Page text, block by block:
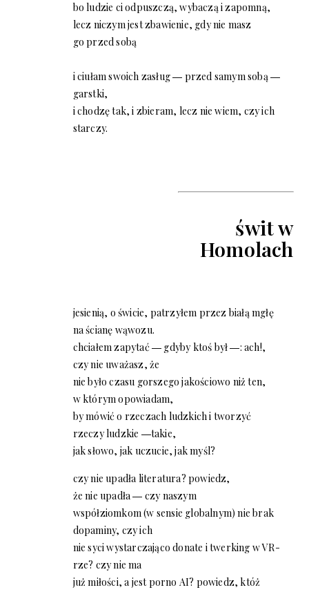
bo ludzie ci odpuszczą, wybaczą i zapomną,
lecz niczym jest zbawienie, gdy nie masz
go przed sobą
i ciułam swoich zasług ― przed samym sobą ―
garstki,
i chodzę tak, i zbieram, lecz nie wiem, czy ich
starczy.
świt w
Homolach
jesienią, o świcie, patrzyłem przez białą mgłę
na ścianę wąwozu.
chciałem zapytać ― gdyby ktoś był ―: ach!,
czy nie uważasz, że
nie było czasu gorszego jakościowo niż ten,
w którym opowiadam,
by mówić o rzeczach ludzkich i tworzyć
rzeczy ludzkie ―takie,
jak słowo, jak uczucie, jak myśl?
czy nie upadła literatura? powiedz,
że nie upadła ― czy naszym
współziomkom (w sensie globalnym) nie brak
dopaminy, czy ich
nie syci wystarczająco donate i twerking w VR-
rze? czy nie ma
już miłości, a jest porno AI? powiedz, któż